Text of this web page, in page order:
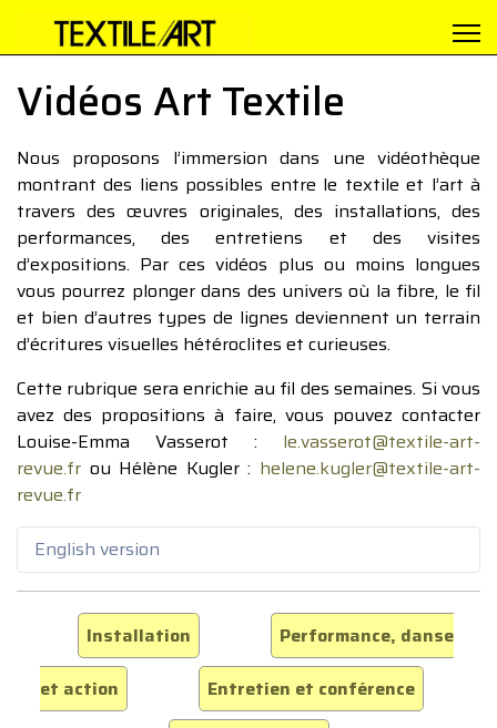
Vidéos Art Textile
Nous proposons l’immersion dans une vidéothèque
montrant des liens possibles entre le textile et l’art à
travers des œuvres originales, des installations, des
performances, des entretiens et des visites
d’expositions. Par ces vidéos plus ou moins longues
vous pourrez plonger dans des univers où la fibre, le fil
et bien d’autres types de lignes deviennent un terrain
d’écritures visuelles hétéroclites et curieuses.
Cette rubrique sera enrichie au fil des semaines. Si vous
avez des propositions à faire, vous pouvez contacter
Louise-Emma Vasserot : le.vasserot@textile-art-
revue.fr ou Hélène Kugler : helene.kugler@textile-art-
revue.fr
English version
Installation
Performance, danse
et action
Entretien et conférence